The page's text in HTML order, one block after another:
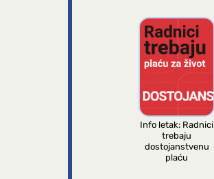
Info letak: Radnici
trebaju
dostojanstvenu
plaću